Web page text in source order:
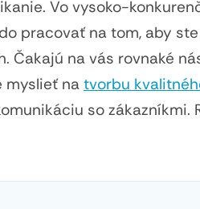
Vo vysoko-
pracovať na tom, aby
Čakajú na vás rovnaké
myslieť na tvorbu
so zákazníkmi.